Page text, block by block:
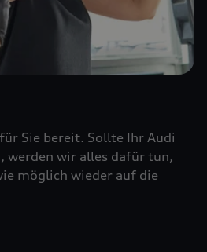
Sie bereit. Sollte Ihr Audi
werden wir alles dafür tun,
möglich wieder auf die